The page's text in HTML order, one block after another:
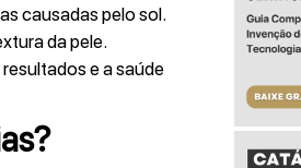
causadas pelo sol.
da pele.
e a saúde